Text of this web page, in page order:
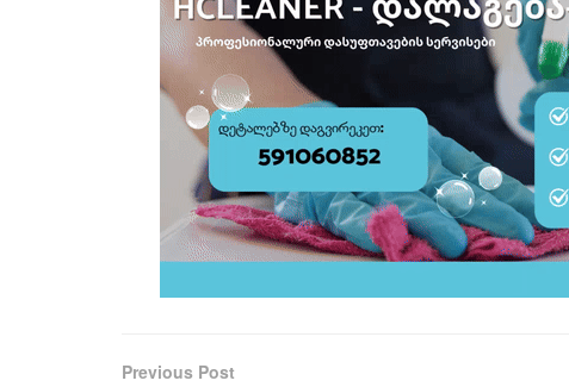
Previous Post